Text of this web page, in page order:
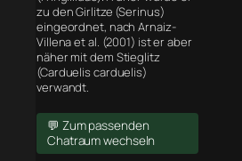
zu den Girlitze (Serinus)
eingeordnet, nach Arnaiz-
Villena et al. (2001) ist er aber
näher mit dem Stieglitz
(Carduelis carduelis)
verwandt.
💬 Zum passenden
Chatraum wechseln